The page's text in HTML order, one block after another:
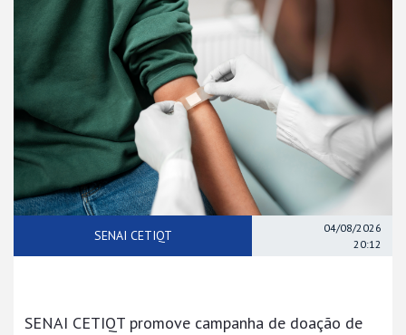
SENAI CETIQT
04/08/2026
20:12
SENAI CETIQT promove campanha de doação de